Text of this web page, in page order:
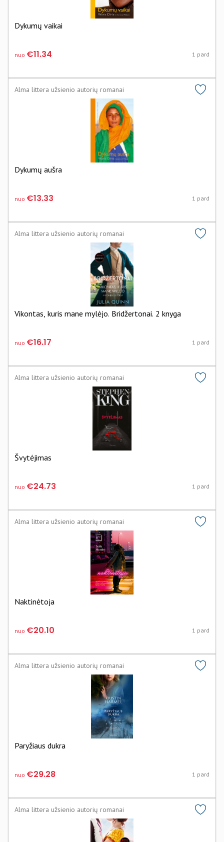
Dykumų vaikai
nuo €11.34 1 pard
Alma littera užsienio autorių romanai
Dykumų aušra
nuo €13.33 1 pard
Alma littera užsienio autorių romanai
Vikontas, kuris mane mylėjo. Bridžertonai. 2 knyga
nuo €16.17 1 pard
Alma littera užsienio autorių romanai
Švytėjimas
nuo €24.73 1 pard
Alma littera užsienio autorių romanai
Naktinėtoja
nuo €20.10 1 pard
Alma littera užsienio autorių romanai
Paryžiaus dukra
nuo €29.28 1 pard
Alma littera užsienio autorių romanai